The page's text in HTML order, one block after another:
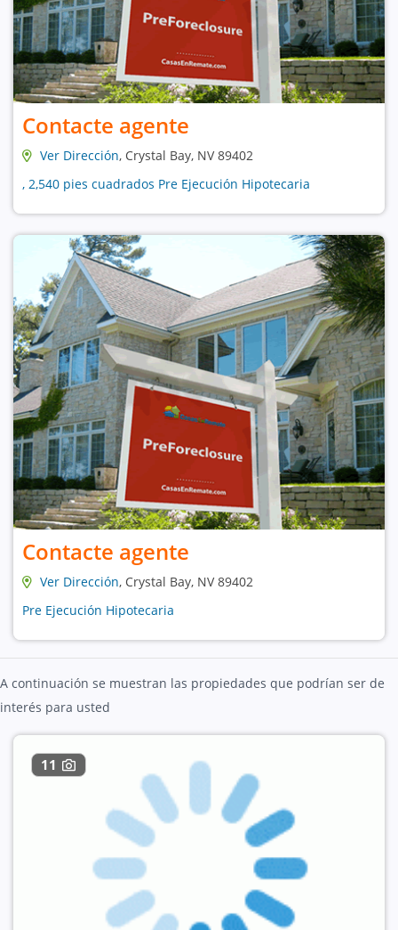
Contacte agente
Ver Dirección, Crystal Bay, NV 89402
, 2,540 pies cuadrados Pre Ejecución Hipotecaria
Contacte agente
Ver Dirección, Crystal Bay, NV 89402
Pre Ejecución Hipotecaria
A continuación se muestran las propiedades que podrían ser de
interés para usted
11